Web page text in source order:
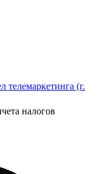
телемаркетинга (г.
налогов